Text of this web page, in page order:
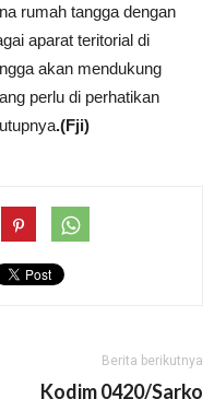
rumah tangga dengan
aparat teritorial di
akan mendukung
perlu di perhatikan
.(Fji)
Berita berikutnya
Kodim 0420/Sarko